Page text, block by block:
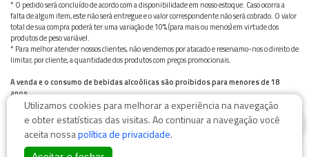
* O pedido será concluído de acordo com a disponibilidade em nosso estoque. Caso ocorra a
falta de algum item, este não será entregue e o valor correspondente não será cobrado. O valor
total de sua compra poderá ter uma variação de 10% (para mais ou menos) em virtude dos
produtos de peso variável.
* Para melhor atender nossos clientes, não vendemos por atacado e reservamo-nos o direito de
limitar, por cliente, a quantidade dos produtos com preços promocionais.
A venda e o consumo de bebidas alcoólicas são proibidos para menores de 18
anos.
Bebida alcoólica pode causar dependência química e, em excesso, provoca graves males à saúde.
Beba com moderação
Utilizamos cookies para melhorar a experiência na navegação
e obter estatísticas das visitas. Ao continuar a navegação você
aceita nossapolítica de privacidade.